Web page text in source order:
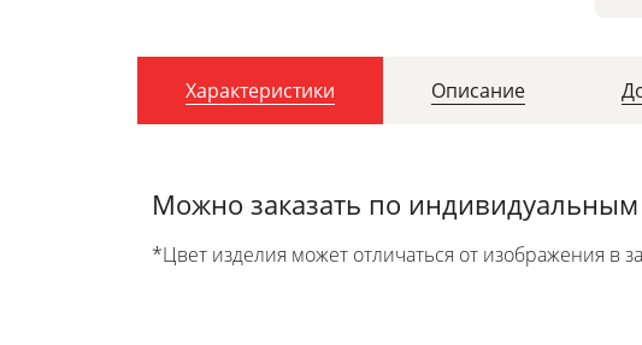
Характеристики Описание
Можно заказать по
*Цвет изделия может отличаться от изображения в